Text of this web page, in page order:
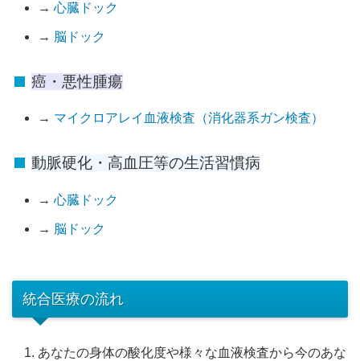
→ 心臓ドック
→ 脳ドック
癌・悪性腫瘍
→ マイクロアレイ血液検査（消化器系ガン検査）
動脈硬化・高血圧等の生活習慣病
→ 心臓ドック
→ 脳ドック
統合医療の流れ
あなたの身体の酸化度や様々な血液検査から今のあな